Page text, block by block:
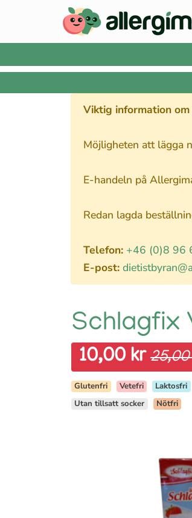
Viktig information
Möjligheten att lägga
E-handeln på
Redan lagda
Telefon: +46 (0)8 96
E-post:
Schlagfix
10,00 kr 25,00
Glutenfri Vetefri Laktosfri
Utan tillsatt socker
Nötfri